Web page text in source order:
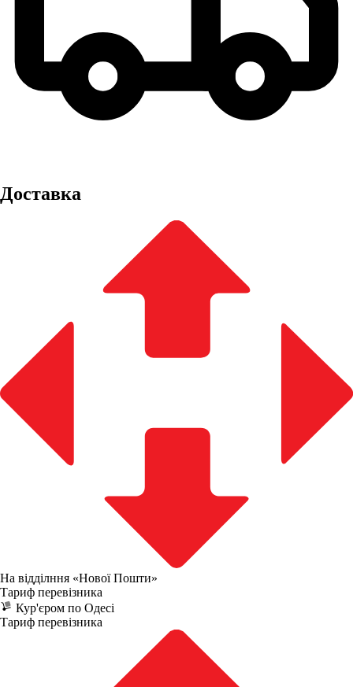
Доставка
На відділння «Нової Пошти»
Тариф перевізника
Кур'єром по Одесі
Тариф перевізника